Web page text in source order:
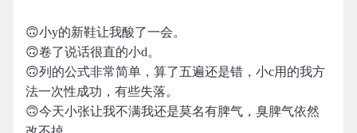
🙃小y的新鞋让我酸了一会。
🙃卷了说话很直的小d。
🙃列的公式非常简单，算了五遍还是错，小c用的我方
法一次性成功，有些失落。
🙃今天小张让我不满我还是莫名有脾气，臭脾气依然